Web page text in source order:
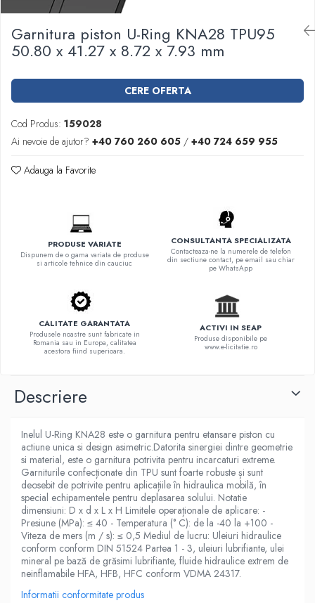
Garnituri racord filetat
Garnituri tip flanse
Pentru etansari cu gauri de trecere a
86071
Pentru flanse plate cu umar (RF) conform
DIN 2690
Garnitura piston U-Ring KNA28 TPU95
50.80 x 41.27 x 8.72 x 7.93 mm
CERE OFERTA
Cod Produs: 159028
Ai nevoie de ajutor? +40 760 260 605 / +40 724 659 955
Adauga la Favorite
PRODUSE VARIATE
Dispunem de o gama variata de produse
si articole tehnice din cauciuc
CONSULTANTA SPECIALIZATA
Contacteaza-ne la numerele de telefon
din sectiune contact, pe email sau chiar
pe WhatsApp
CALITATE GARANTATA
Produsele noastre sunt fabricate in
Romania sau in Europa, calitatea
acestora fiind superioara.
ACTIVI IN SEAP
Produse disponibile pe
www.e-licitatie.ro
Descriere
Inelul U-Ring KNA28 este o garnitura pentru etansare piston cu
actiune unica si design asimetric.Datorita sinergiei dintre geometrie
si material, este o garnitura potrivita pentru incarcaturi extreme.
Garniturile confecționate din TPU sunt foarte robuste și sunt
deosebit de potrivite pentru aplicațiile în hidraulica mobilă, în
special echipamentele pentru deplasarea solului. Notatie
dimensiuni: D x d x L x H Limitele operaționale de aplicare: -
Presiune (MPa): ≤ 40 - Temperatura (° C): de la -40 la +100 -
Viteza de mers (m / s): ≤ 0,5 Mediul de lucru: Uleiuri hidraulice
conform conform DIN 51524 Partea 1 - 3, uleiuri lubrifiante, ulei
mineral pe bază de grăsimi lubrifiante, fluide hidraulice extrem de
neinflamabile HFA, HFB, HFC conform VDMA 24317.
Informatii conformitate produs